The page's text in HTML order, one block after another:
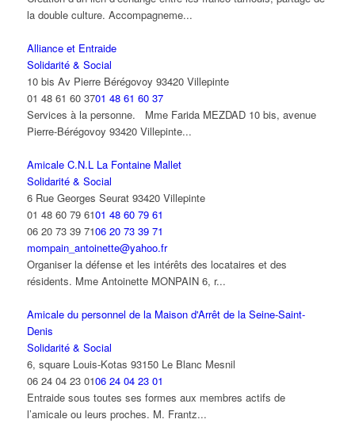
la double culture. Accompagneme...
Alliance et Entraide
Solidarité & Social
10 bis Av Pierre Bérégovoy 93420 Villepinte
01 48 61 60 3701 48 61 60 37
Services à la personne. Mme Farida MEZDAD 10 bis, avenue
Pierre-Bérégovoy 93420 Villepinte...
Amicale C.N.L La Fontaine Mallet
Solidarité & Social
6 Rue Georges Seurat 93420 Villepinte
01 48 60 79 6101 48 60 79 61
06 20 73 39 7106 20 73 39 71
mompain_antoinette@yahoo.fr
Organiser la défense et les intérêts des locataires et des
résidents. Mme Antoinette MONPAIN 6, r...
Amicale du personnel de la Maison d'Arrêt de la Seine-Saint-
Denis
Solidarité & Social
6, square Louis-Kotas 93150 Le Blanc Mesnil
06 24 04 23 0106 24 04 23 01
Entraide sous toutes ses formes aux membres actifs de
l’amicale ou leurs proches. M. Frantz...